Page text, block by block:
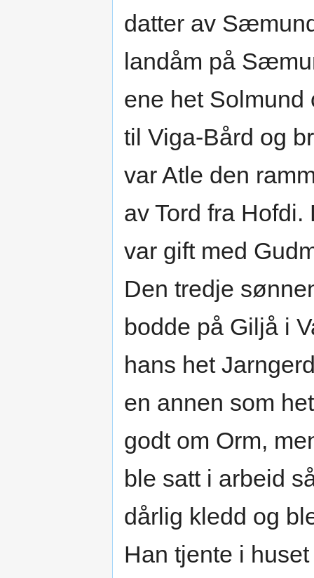
datter av
landåm på
ene het Solmund
til Viga-Bård og
var Atle den
av Tord fra
var gift med
Den tredje
bodde på Giljå i
hans het
en annen som
godt om Orm,
ble satt i arbeid
dårlig kledd og
Han tjente i